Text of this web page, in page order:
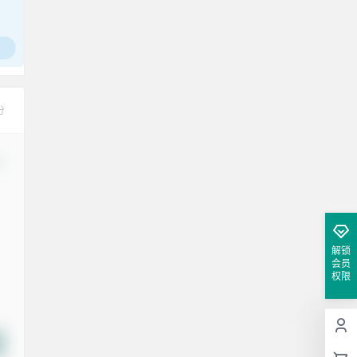
解锁
会员
权限